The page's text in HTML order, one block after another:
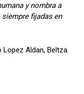
y nombra a
fijadas en
Lopez Aldan, Beltza.